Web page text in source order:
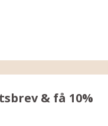
& få 10%